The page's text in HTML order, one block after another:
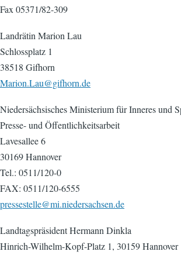
Fax 05371/82-309
Landrätin Marion Lau
Schlossplatz 1
38518 Gifhorn
Marion.Lau@gifhorn.de
Niedersächsisches Ministerium für Inneres und
Presse- und Öffentlichkeitsarbeit
Lavesallee 6
30169 Hannover
Tel.: 0511/120-0
FAX: 0511/120-6555
pressestelle@mi.niedersachsen.de
Landtagspräsident Hermann Dinkla
Hinrich-Wilhelm-Kopf-Platz 1, 30159 Hannover